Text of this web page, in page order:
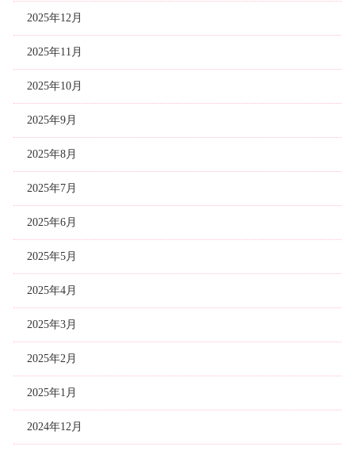
2025年12月
2025年11月
2025年10月
2025年9月
2025年8月
2025年7月
2025年6月
2025年5月
2025年4月
2025年3月
2025年2月
2025年1月
2024年12月